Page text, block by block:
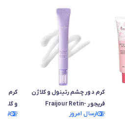
کرم دور چشم رتینول و کلاژن
فریجور Fraijour Retin-
Collagen 3D Core Eye
ارسال امروز
کرم
و